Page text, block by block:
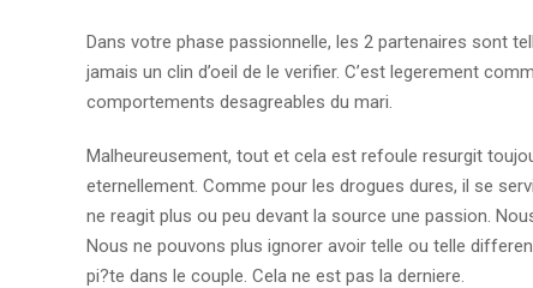
Dans votre phase passionnelle, les 2 partenaires sont
jamais un clin d’oeil de le verifier. C’est legerement
comportements desagreables du mari.
Malheureusement, tout et cela est refoule resurgit
eternellement. Comme pour les drogues dures, il se
ne reagit plus ou peu devant la source une passion.
Nous ne pouvons plus ignorer avoir telle ou telle
pi?te dans le couple. Cela ne est pas la derniere.